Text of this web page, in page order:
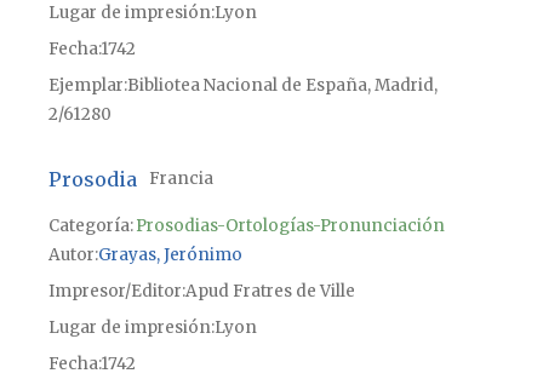
Lugar de impresiónLyon
Fecha1742
Ejemplar Bibliotea Nacional de España, Madrid,
2/61280
Prosodia Francia
Categoría:Prosodias-Ortologías-Pronunciación
Autor Grayas, Jerónimo
Impresor/Editor Apud Fratres de Ville
Lugar de impresiónLyon
Fecha1742